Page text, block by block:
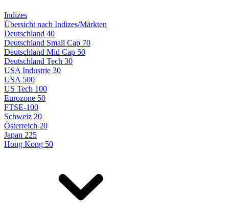
Indizes
Übersicht nach Indizes/Märkten
Deutschland 40
Deutschland Small Cap 70
Deutschland Mid Cap 50
Deutschland Tech 30
USA Industrie 30
USA 500
US Tech 100
Eurozone 50
FTSE-100
Schweiz 20
Österreich 20
Japan 225
Hong Kong 50